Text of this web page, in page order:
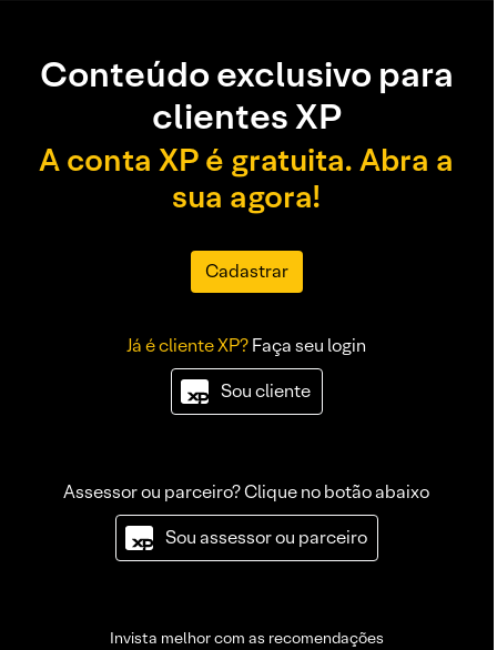
Conteúdo exclusivo para
clientes XP
A conta XP é gratuita. Abra a
sua agora!
Cadastrar
Já é cliente XP?Faça seu login
Sou cliente
Assessor ou parceiro? Clique no botão abaixo
Sou assessor ou parceiro
Invista melhor com as recomendações